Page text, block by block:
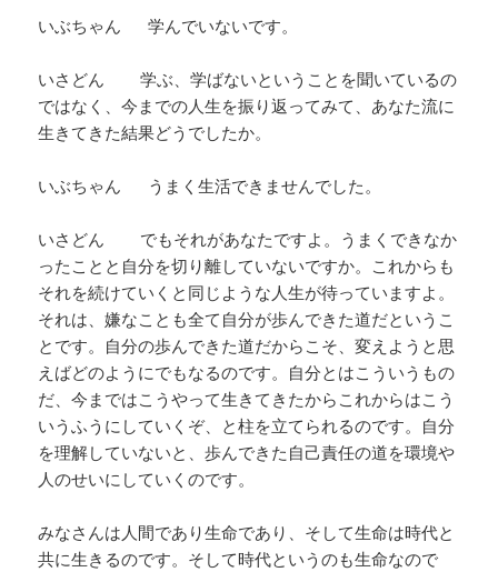
いぶちゃん 学んでいないです。
いさどん 学ぶ、学ばないということを聞いているの
ではなく、今までの人生を振り返ってみて、あなた流に
生きてきた結果どうでしたか。
いぶちゃん うまく生活できませんでした。
いさどん でもそれがあなたですよ。うまくできなか
ったことと自分を切り離していないですか。これからも
それを続けていくと同じような人生が待っていますよ。
それは、嫌なことも全て自分が歩んできた道だというこ
とです。自分の歩んできた道だからこそ、変えようと思
えばどのようにでもなるのです。自分とはこういうもの
だ、今まではこうやって生きてきたからこれからはこう
いうふうにしていくぞ、と柱を立てられるのです。自分
を理解していないと、歩んできた自己責任の道を環境や
人のせいにしていくのです。
みなさんは人間であり生命であり、そして生命は時代と
共に生きるのです。そして時代というのも生命なので